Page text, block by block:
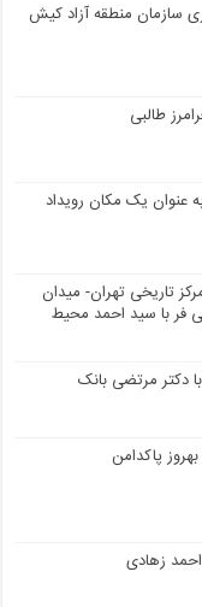
سازمان منطقه آزاد کیش
طالبی
عنوان یک مکان رویداد
تاریخی تهران- میدان
فر با سید احمد محیط
دکتر مرتضی بانک
پاکدامن
زهادی